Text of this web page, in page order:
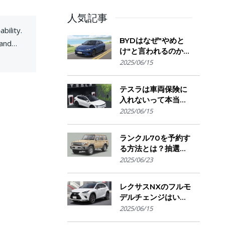
人気記事
BYDはなぜ"やめと
け"と言われるのか？
購入を迷う人が気に
解説
2025/06/15
テスラは車両保険に
入れないって本当？
保険会社の対応とオ
2025/06/15
ランクル70を予約す
る方法とは？抽選方
式・販売店選び・購
2025/06/23
レクサスNXのフルモ
デルチェンジはい
つ？発売時期・デザ
2025/06/15